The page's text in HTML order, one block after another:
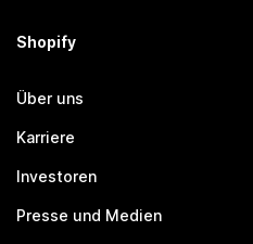
Shopify
Über uns
Karriere
Investoren
Presse und Medien